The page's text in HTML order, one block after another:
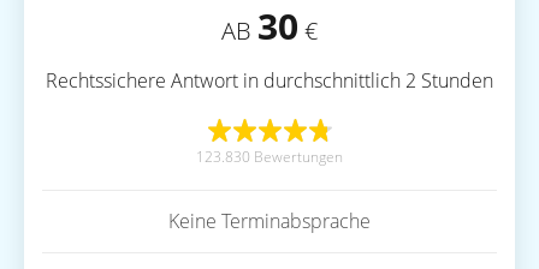
AB 30 €
Rechtssichere Antwort in durchschnittlich 2 Stunden
123.830 Bewertungen
Keine Terminabsprache